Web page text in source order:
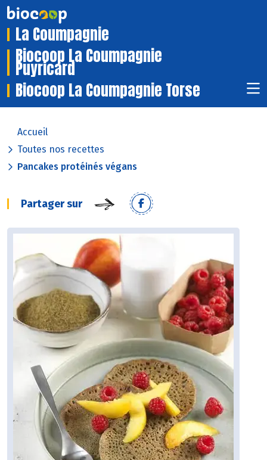
La Coumpagnie
Biocoop La Coumpagnie
Puyricard
Biocoop La Coumpagnie Torse
Accueil
Toutes nos recettes
Pancakes protéinés végans
Partager sur